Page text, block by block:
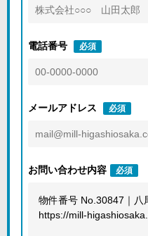
電話番号 必須
メールアドレス 必須
お問い合わせ内容 必須